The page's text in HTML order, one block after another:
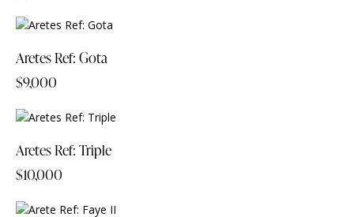
Aretes Ref: Gota
$9,000
Aretes Ref: Triple
$10,000